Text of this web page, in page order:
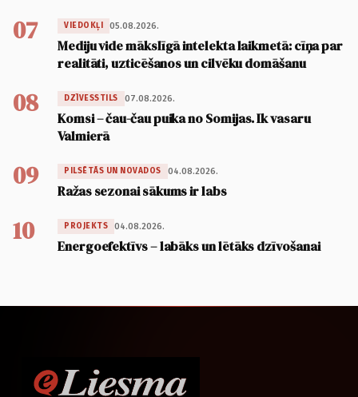
07 VIEDOKĻI 05.08.2026.
Mediju vide mākslīgā intelekta laikmetā: cīņa par
realitāti, uzticēšanos un cilvēku domāšanu
08 DZĪVESSTILS 07.08.2026.
Komsi – čau-čau puika no Somijas. Ik vasaru
Valmierā
09 PILSĒTĀS UN NOVADOS 04.08.2026.
Ražas sezonai sākums ir labs
10 PROJEKTS 04.08.2026.
Energoefektīvs – labāks un lētāks dzīvošanai